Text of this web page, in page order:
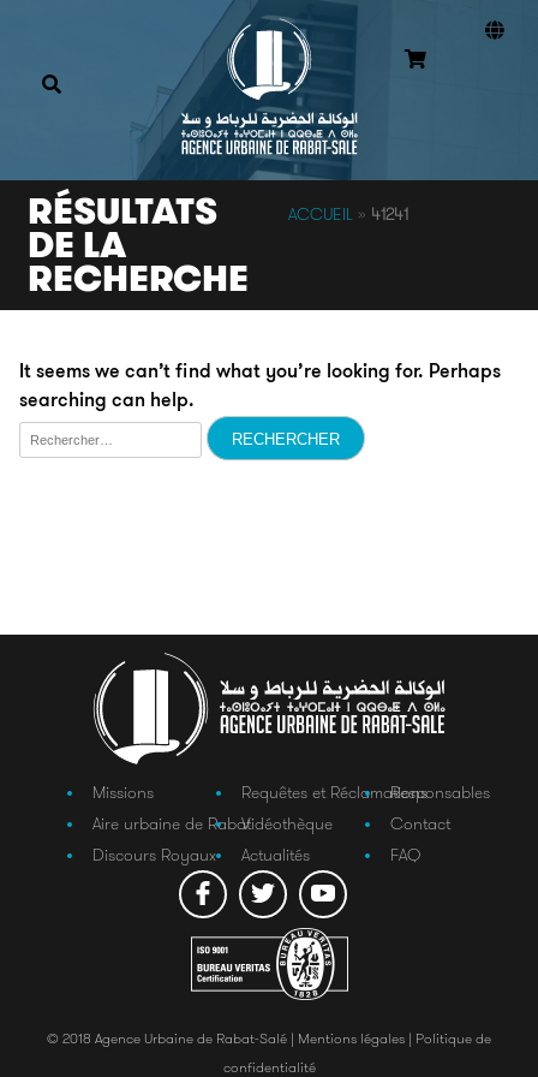
RÉSULTATS
DE LA
RECHERCHE
ACCUEIL » 41241
It seems we can’t find what you’re looking for. Perhaps
searching can help.
Rechercher :
Missions
Aire urbaine de Rabat
Discours Royaux
Requêtes et Réclamations
Vidéothèque
Actualités
Responsables
Contact
FAQ
© 2018 Agence Urbaine de Rabat-Salé | Mentions légales | Politique de
confidentialité